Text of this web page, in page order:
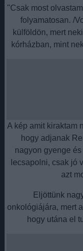
"Csak most
folyamatosan. /
külföldön, mert
kórházban, mint
A kép amit kiraktam
hogy adjanak
nagyon gyenge
lecsapolni, csak jó
azt
Eljöttünk
onkológiájára, mert
hogy utána el